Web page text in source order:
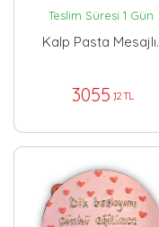
Teslim Süresi 1 Gün
Kalp Pasta Mesajlı.
3055 ,12 TL